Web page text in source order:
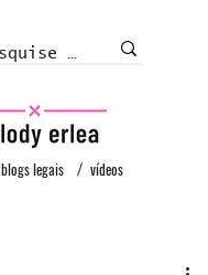
blogs legais / vídeos